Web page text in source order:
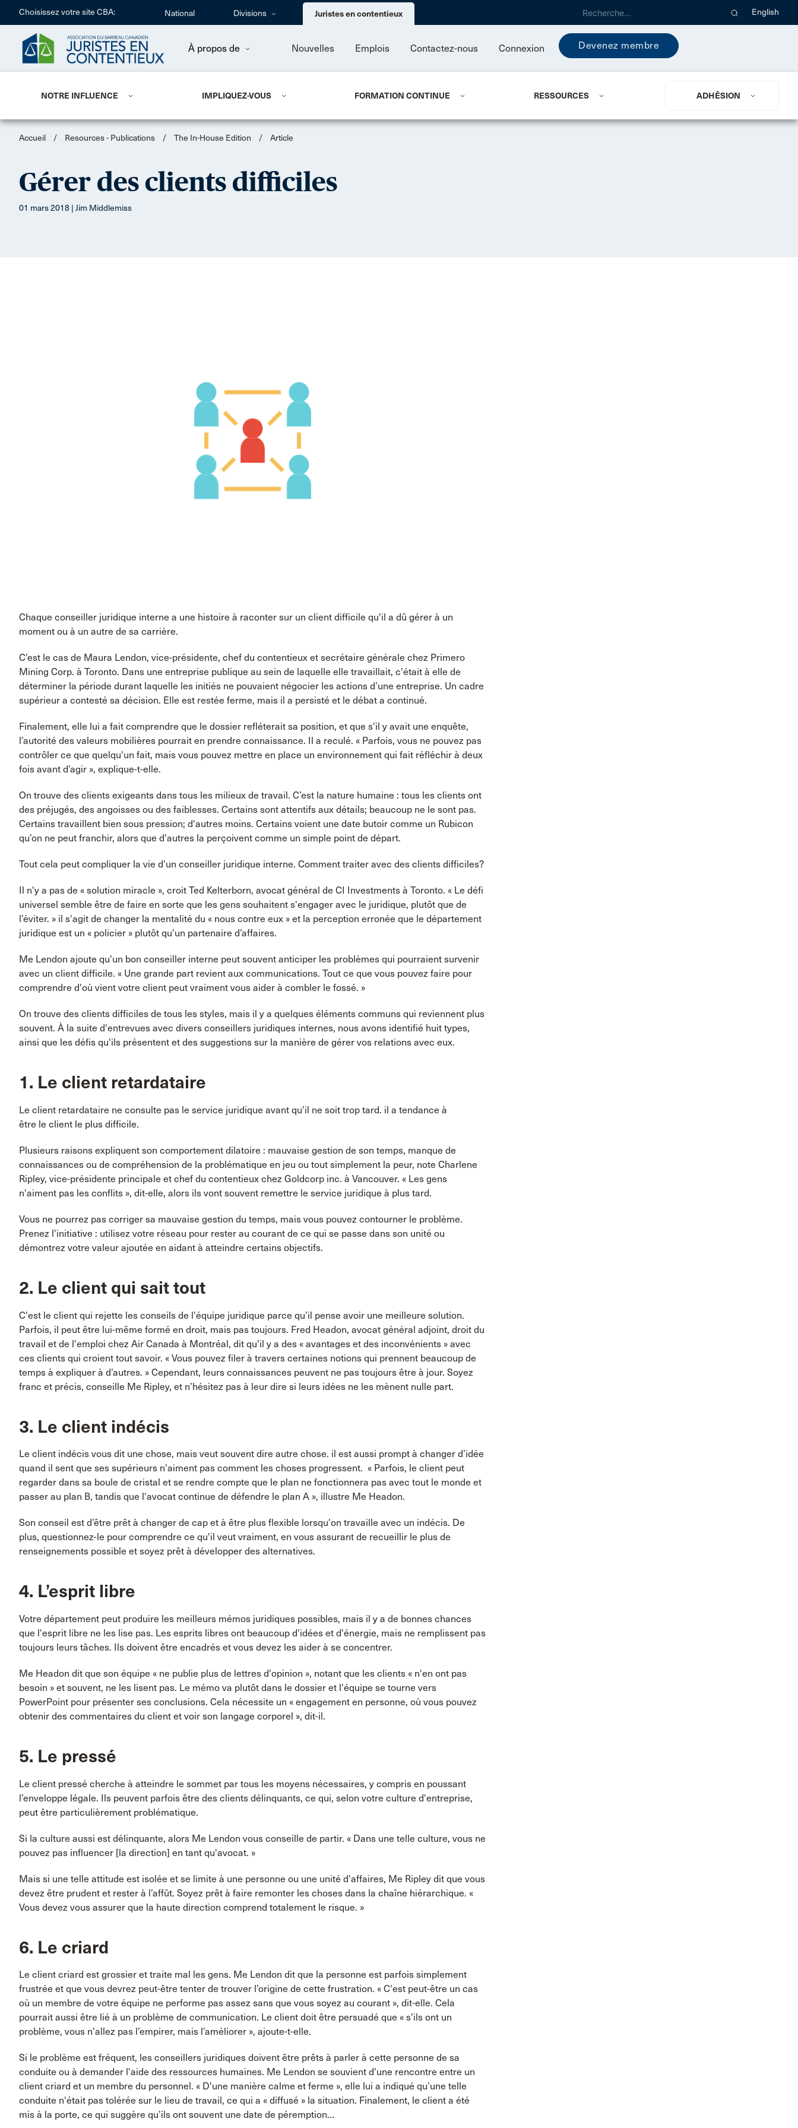
Choisissez votre site CBA: National Divisions Juristes en contentieux English
À propos de Nouvelles Emplois Contactez-nous Connexion Devenez membre
NOTRE INFLUENCE IMPLIQUEZ-VOUS FORMATION CONTINUE RESSOURCES ADHÉSION
Accueil / Resources - Publications / The In-House Edition / Article
Gérer des clients difficiles
01 mars 2018 | Jim Middlemiss
Chaque conseiller juridique interne a une histoire à raconter sur un client difficile qu'il a dû gérer à un
moment ou à un autre de sa carrière.
C’est le cas de Maura Lendon, vice-présidente, chef du contentieux et secrétaire générale chez Primero
Mining Corp. à Toronto. Dans une entreprise publique au sein de laquelle elle travaillait, c'était à elle de
déterminer la période durant laquelle les initiés ne pouvaient négocier les actions d’une entreprise. Un cadre
supérieur a contesté sa décision. Elle est restée ferme, mais il a persisté et le débat a continué.
Finalement, elle lui a fait comprendre que le dossier refléterait sa position, et que s'il y avait une enquête,
l’autorité des valeurs mobilières pourrait en prendre connaissance. Il a reculé. « Parfois, vous ne pouvez pas
contrôler ce que quelqu'un fait, mais vous pouvez mettre en place un environnement qui fait réfléchir à deux
fois avant d’agir », explique-t-elle.
On trouve des clients exigeants dans tous les milieux de travail. C’est la nature humaine : tous les clients ont
des préjugés, des angoisses ou des faiblesses. Certains sont attentifs aux détails; beaucoup ne le sont pas.
Certains travaillent bien sous pression; d'autres moins. Certains voient une date butoir comme un Rubicon
qu’on ne peut franchir, alors que d'autres la perçoivent comme un simple point de départ.
Tout cela peut compliquer la vie d'un conseiller juridique interne. Comment traiter avec des clients difficiles?
Il n'y a pas de « solution miracle », croit Ted Kelterborn, avocat général de CI Investments à Toronto. « Le défi
universel semble être de faire en sorte que les gens souhaitent s'engager avec le juridique, plutôt que de
l’éviter. » il s'agit de changer la mentalité du « nous contre eux » et la perception erronée que le département
juridique est un « policier » plutôt qu'un partenaire d’affaires.
Me Lendon ajoute qu'un bon conseiller interne peut souvent anticiper les problèmes qui pourraient survenir
avec un client difficile. « Une grande part revient aux communications. Tout ce que vous pouvez faire pour
comprendre d'où vient votre client peut vraiment vous aider à combler le fossé. »
On trouve des clients difficiles de tous les styles, mais il y a quelques éléments communs qui reviennent plus
souvent. À la suite d'entrevues avec divers conseillers juridiques internes, nous avons identifié huit types,
ainsi que les défis qu'ils présentent et des suggestions sur la manière de gérer vos relations avec eux.
1. Le client retardataire
Le client retardataire ne consulte pas le service juridique avant qu'il ne soit trop tard. il a tendance à
être le client le plus difficile.
Plusieurs raisons expliquent son comportement dilatoire : mauvaise gestion de son temps, manque de
connaissances ou de compréhension de la problématique en jeu ou tout simplement la peur, note Charlene
Ripley, vice-présidente principale et chef du contentieux chez Goldcorp inc. à Vancouver. « Les gens
n'aiment pas les conflits », dit-elle, alors ils vont souvent remettre le service juridique à plus tard.
Vous ne pourrez pas corriger sa mauvaise gestion du temps, mais vous pouvez contourner le problème.
Prenez l'initiative : utilisez votre réseau pour rester au courant de ce qui se passe dans son unité ou
démontrez votre valeur ajoutée en aidant à atteindre certains objectifs.
2. Le client qui sait tout
C'est le client qui rejette les conseils de l'équipe juridique parce qu’il pense avoir une meilleure solution.
Parfois, il peut être lui-même formé en droit, mais pas toujours. Fred Headon, avocat général adjoint, droit du
travail et de l'emploi chez Air Canada à Montréal, dit qu'il y a des « avantages et des inconvénients » avec
ces clients qui croient tout savoir. « Vous pouvez filer à travers certaines notions qui prennent beaucoup de
temps à expliquer à d’autres. » Cependant, leurs connaissances peuvent ne pas toujours être à jour. Soyez
franc et précis, conseille Me Ripley, et n’hésitez pas à leur dire si leurs idées ne les mènent nulle part.
3. Le client indécis
Le client indécis vous dit une chose, mais veut souvent dire autre chose. il est aussi prompt à changer d’idée
quand il sent que ses supérieurs n'aiment pas comment les choses progressent. « Parfois, le client peut
regarder dans sa boule de cristal et se rendre compte que le plan ne fonctionnera pas avec tout le monde et
passer au plan B, tandis que l'avocat continue de défendre le plan A », illustre Me Headon.
Son conseil est d’être prêt à changer de cap et à être plus flexible lorsqu'on travaille avec un indécis. De
plus, questionnez-le pour comprendre ce qu'il veut vraiment, en vous assurant de recueillir le plus de
renseignements possible et soyez prêt à développer des alternatives.
4. L’esprit libre
Votre département peut produire les meilleurs mémos juridiques possibles, mais il y a de bonnes chances
que l'esprit libre ne les lise pas. Les esprits libres ont beaucoup d'idées et d'énergie, mais ne remplissent pas
toujours leurs tâches. Ils doivent être encadrés et vous devez les aider à se concentrer.
Me Headon dit que son équipe « ne publie plus de lettres d'opinion », notant que les clients « n'en ont pas
besoin » et souvent, ne les lisent pas. Le mémo va plutôt dans le dossier et l'équipe se tourne vers
PowerPoint pour présenter ses conclusions. Cela nécessite un « engagement en personne, où vous pouvez
obtenir des commentaires du client et voir son langage corporel », dit-il.
5. Le pressé
Le client pressé cherche à atteindre le sommet par tous les moyens nécessaires, y compris en poussant
l’enveloppe légale. Ils peuvent parfois être des clients délinquants, ce qui, selon votre culture d'entreprise,
peut être particulièrement problématique.
Si la culture aussi est délinquante, alors Me Lendon vous conseille de partir. « Dans une telle culture, vous ne
pouvez pas influencer [la direction] en tant qu'avocat. »
Mais si une telle attitude est isolée et se limite à une personne ou une unité d'affaires, Me Ripley dit que vous
devez être prudent et rester à l’affût. Soyez prêt à faire remonter les choses dans la chaîne hiérarchique. «
Vous devez vous assurer que la haute direction comprend totalement le risque. »
6. Le criard
Le client criard est grossier et traite mal les gens. Me Lendon dit que la personne est parfois simplement
frustrée et que vous devrez peut-être tenter de trouver l’origine de cette frustration. « C'est peut-être un cas
où un membre de votre équipe ne performe pas assez sans que vous soyez au courant », dit-elle. Cela
pourrait aussi être lié à un problème de communication. Le client doit être persuadé que « s'ils ont un
problème, vous n'allez pas l’empirer, mais l’améliorer », ajoute-t-elle.
Si le problème est fréquent, les conseillers juridiques doivent être prêts à parler à cette personne de sa
conduite ou à demander l'aide des ressources humaines. Me Lendon se souvient d'une rencontre entre un
client criard et un membre du personnel. « D'une manière calme et ferme », elle lui a indiqué qu’une telle
conduite n'était pas tolérée sur le lieu de travail, ce qui a « diffusé » la situation. Finalement, le client a été
mis à la porte, ce qui suggère qu’ils ont souvent une date de péremption…